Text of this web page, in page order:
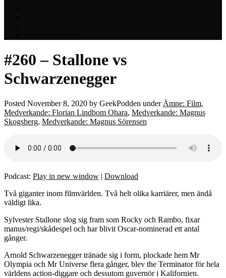
#260 – Stallone vs
Schwarzenegger
Posted November 8, 2020 by GeekPodden under Ämne: Film,
Medverkande: Florian Lindbom Ohara, Medverkande: Magnus
Skogsberg, Medverkande: Magnus Sörensen
Podcast: Play in new window | Download
Två giganter inom filmvärlden. Två helt olika karriärer, men ändå
väldigt lika.
Sylvester Stallone slog sig fram som Rocky och Rambo, fixar
manus/regi/skådespel och har blivit Oscar-nominerad ett antal
gånger.
Arnold Schwarzenegger tränade sig i form, plockade hem Mr
Olympia och Mr Universe flera gånger, blev the Terminator för hela
världens action-diggare och dessutom guvernör i Kalifornien.